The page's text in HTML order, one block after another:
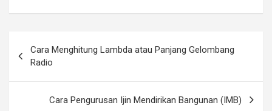
o
o
k
pos
Cara Menghitung Lambda atau Panjang Gelombang
Radio
Cara Pengurusan Ijin Mendirikan Bangunan (IMB)